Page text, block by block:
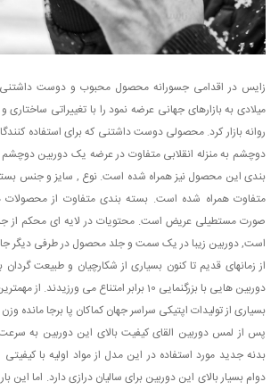
زایس در اقدامی جسورانه محصول محبوب و دوست
میلادی به بازارهای جهانی عرضه نمود را با تغییراتی
روانه بازار کرد. محصولی دوست داشتنی که برای استفاده
دوچشم به منزله انقلابی متفاوت در عرضه یک دوربین دوچشم
بندی این محصول نیز همراه شده است. نوع , سایز و جنس بسته
متفاوت همراه شده است. بسته بندی متفاوت از
صورت مستطیلی عریض است. محتویات در لایه ای محکم از
است, دوربین زیبا در یک سمت و جلد محصول در طرفی دیگر
از زمانهای قدیم تا کنون بسیاری از شکارچیان و طبیعت
دوربین هایی با بزرگنمایی 10 برابر امتناع می
بسیاری از تولیدات اپتیکی سراسر جهان کماکان پا برجا مانده
پس از لمس دوربین القای کیفیت بالای این دوربین به
بدنه جدید مورد استفاده در این مدل از مواد اولیه با
دوام بسیار بالای این دوربین برای سالیان درازی دارد. اما این